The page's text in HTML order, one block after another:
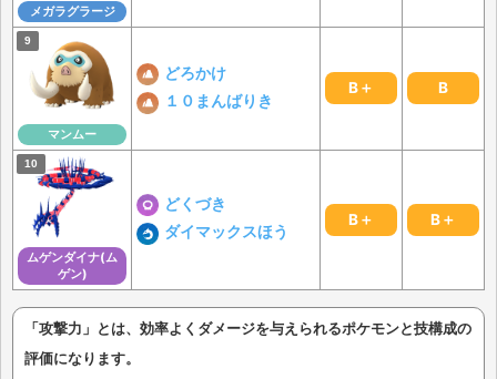
メガラグラージ
マンムー
どろかけ
１０まんばりき
B＋ B
ムゲンダイナ(ム
ゲン)
どくづき
ダイマックスほう
B＋ B＋
「攻撃力」とは、効率よくダメージを与えられるポケモンと技構成の
評価になります。